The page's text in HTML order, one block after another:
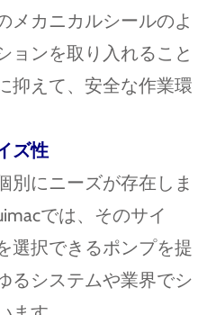
メカニカルシールのよ
ョンを取り入れること
抑えて、安全な作業環
ズ性
別にニーズが存在しま
では、そのサイ
選択できるポンプを提
るシステムや業界でシ